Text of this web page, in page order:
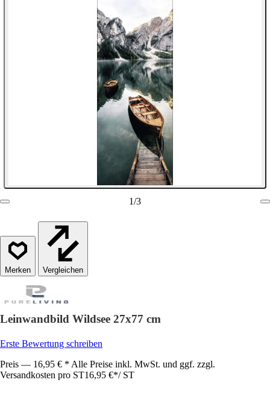
1/3
Vergleichen
Leinwandbild Wildsee 27x77 cm
Erste Bewertung schreiben
Preis — 16,95 € * Alle Preise inkl. MwSt. und ggf. zzgl.
Versandkosten pro ST16,95 €*/ ST